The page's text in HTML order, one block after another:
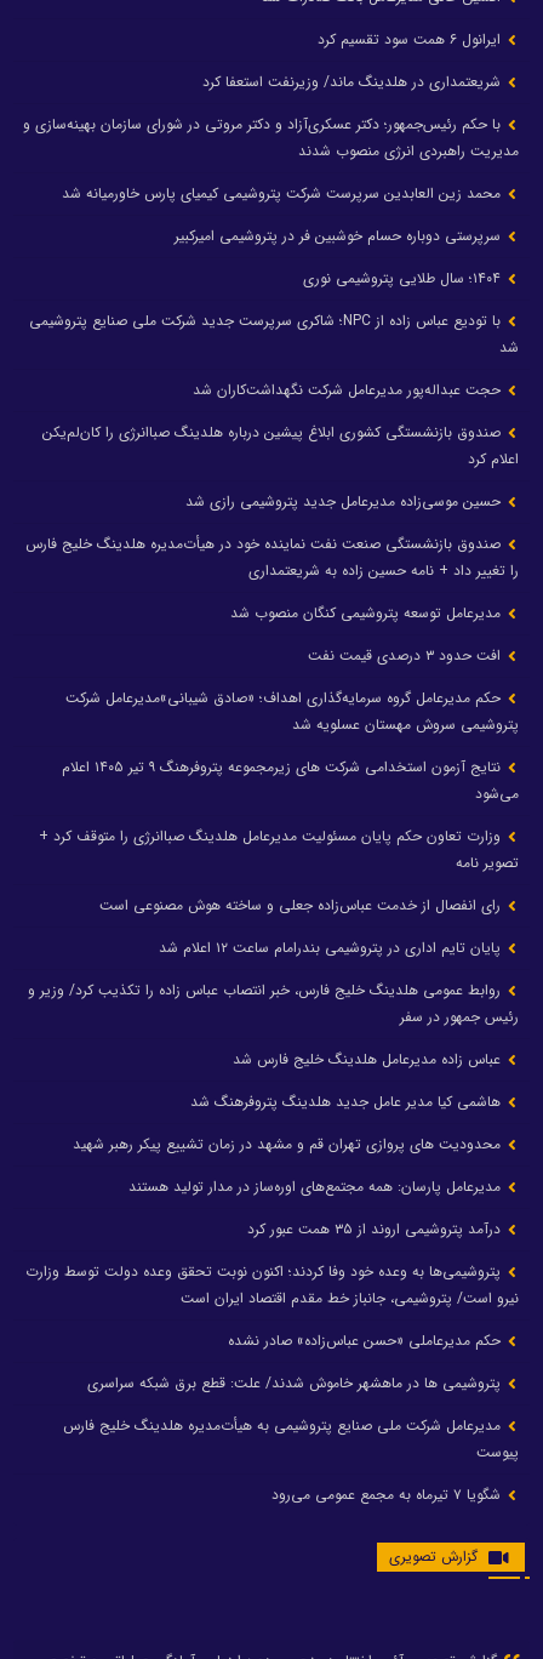
ایرانول ۶ همت سود تقسیم کرد
شریعتمداری در هلدینگ ماند/ وزیرنفت استعفا کرد
با حکم رئیس‌جمهور؛ دکتر عسکری‌آزاد و دکتر مروتی در شورای سازمان بهینه‌سازی و
مدیریت راهبردی انرژی منصوب شدند
محمد زین العابدین سرپرست شرکت پتروشیمی کیمیای پارس خاورمیانه شد
سرپرستی دوباره حسام خوشبین فر در پتروشیمی امیرکبیر
با تودیع عباس زاده از NPC؛ شاکری سرپرست جدید شرکت ملی صنایع پتروشیمی
شد
حجت عبداله‌پور مدیرعامل شرکت نگهداشت‌کاران شد
صندوق بازنشستگی کشوری ابلاغ پیشین درباره هلدینگ صباانرژی را کان‌لم‌یکن
اعلام کرد
حسین موسی‌زاده مدیرعامل جدید پتروشیمی رازی شد
صندوق بازنشستگی صنعت نفت نماینده خود در هیأت‌مدیره هلدینگ خلیج فارس
را تغییر داد + نامه حسین زاده به شریعتمداری
مدیرعامل توسعه پتروشیمی کنگان منصوب شد
افت حدود ۳ درصدی قیمت نفت
حکم مدیرعامل گروه سرمایه‌گذاری اهداف؛ «صادق شیبانی»مدیرعامل شرکت
پتروشیمی سروش مهستان عسلویه شد
نتایج آزمون استخدامی شرکت های زیرمجموعه پتروفرهنگ ۹ تیر ۱۴۰۵ اعلام
می‌شود
وزارت تعاون حکم پایان مسئولیت مدیرعامل هلدینگ صباانرژی را متوقف کرد +
تصویر نامه
رای انفصال از خدمت عباس‌زاده جعلی و ساخته هوش مصنوعی است
پایان تایم اداری در پتروشیمی بندرامام ساعت ۱۲ اعلام شد
روابط عمومی هلدینگ خلیج فارس، خبر انتصاب عباس زاده را تکذیب کرد/ وزیر و
رئیس جمهور در سفر
عباس زاده مدیرعامل هلدینگ خلیج فارس شد
هاشمی کیا مدیر عامل جدید هلدینگ پتروفرهنگ شد
محدودیت های پروازی تهران قم و مشهد در زمان تشییع پیکر رهبر شهید
مدیرعامل پارسان: همه مجتمع‌های اوره‌ساز در مدار تولید هستند
درآمد پتروشیمی اروند از ۳۵ همت عبور کرد
پتروشیمی‌ها به وعده خود وفا کردند؛ اکنون نوبت تحقق وعده دولت توسط وزارت
نیرو است/ پتروشیمی، جانباز خط مقدم اقتصاد ایران است
حکم مدیرعاملی «حسن عباس‌زاده» صادر نشده
پتروشیمی ها در ماهشهر خاموش شدند/ علت: قطع برق شبکه سراسری
مدیرعامل شرکت ملی صنایع پتروشیمی به هیأت‌مدیره هلدینگ خلیج فارس
پیوست
شگویا ۷ تیرماه به مجمع عمومی می‌رود
گزارش تصویری